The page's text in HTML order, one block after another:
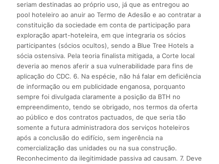
seriam destinadas ao próprio uso, já que as entregou ao
pool hoteleiro ao anuir ao Termo de Adesão e ao contratar a
constituição da sociedade em conta de participação para
exploração apart-hoteleira, em que integraria os sócios
participantes (sócios ocultos), sendo a Blue Tree Hotels a
sócia ostensiva. Pela teoria finalista mitigada, a Corte local
deveria ao menos aferir a sua vulnerabilidade para fins de
aplicação do CDC. 6. Na espécie, não há falar em deficiência
de informação ou em publicidade enganosa, porquanto
sempre foi divulgada claramente a posição da BTH no
empreendimento, tendo se obrigado, nos termos da oferta
ao público e dos contratos pactuados, de que seria tão
somente a futura administradora dos serviços hoteleiros
após a conclusão do edifício, sem ingerência na
comercialização das unidades ou na sua construção.
Reconhecimento da ilegitimidade passiva ad causam. 7. Deve